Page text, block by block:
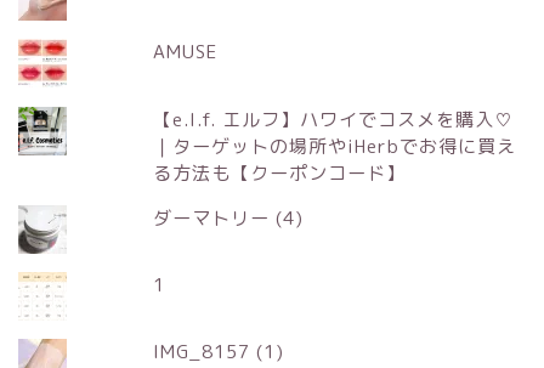
AMUSE
【e.l.f. エルフ】ハワイでコスメを購入♡
｜ターゲットの場所やiHerbでお得に買え
る方法も【クーポンコード】
ダーマトリー (4)
1
IMG_8157 (1)